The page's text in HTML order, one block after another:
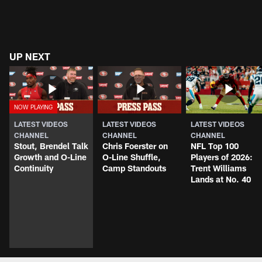
UP NEXT
LATEST VIDEOS
CHANNEL
Stout, Brendel Talk
Growth and O-Line
Continuity
LATEST VIDEOS
CHANNEL
Chris Foerster on
O-Line Shuffle,
Camp Standouts
LATEST VIDEOS
CHANNEL
NFL Top 100
Players of 2026:
Trent Williams
Lands at No. 40